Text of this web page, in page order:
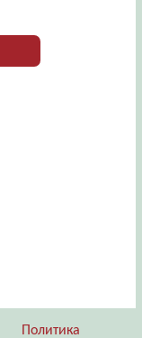
Политика